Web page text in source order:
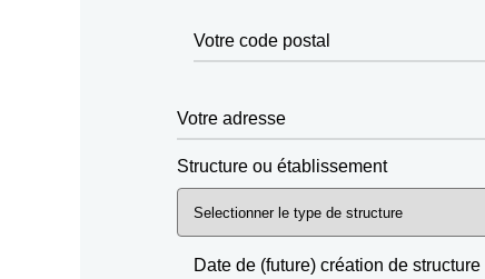
Votre code postal
Votre adresse
Structure ou établissement
Date de (future) création de structure